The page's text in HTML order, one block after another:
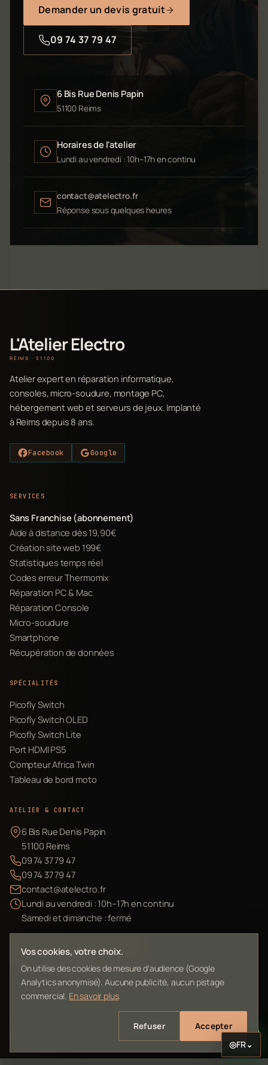
Demander un devis gratuit
09 74 37 79 47
6 Bis Rue Denis Papin
51100 Reims
Horaires de l'atelier
Lundi au vendredi : 10h–17h en continu
contact@atelectro.fr
Réponse sous quelques heures
L'Atelier Electro
REIMS · 51100
Atelier expert en réparation informatique,
consoles, micro-soudure, montage PC,
hébergement web et serveurs de jeux. Implanté
à Reims depuis 8 ans.
Facebook Google
SERVICES
Sans Franchise (abonnement)
Aide à distance dès 19,90€
Création site web 199€
Statistiques temps réel
Codes erreur Thermomix
Réparation PC & Mac
Réparation Console
Micro-soudure
Smartphone
Récupération de données
SPÉCIALITÉS
Picofly Switch
Picofly Switch OLED
Picofly Switch Lite
Port HDMI PS5
Compteur Africa Twin
Tableau de bord moto
ATELIER & CONTACT
6 Bis Rue Denis Papin
51100 Reims
09 74 37 79 47
09 74 37 79 47
contact@atelectro.fr
Lundi au vendredi : 10h–17h en continu
Samedi et dimanche : fermé
Envoyer mon matériel
L'Atelier Electro Reims — SIRET 10261022700013
Vos cookies, votre choix.
On utilise des cookies de mesure d'audience (Google
Analytics anonymisé). Aucune publicité, aucun pistage
commercial. En savoir plus.
Refuser Accepter
◎FR⌄